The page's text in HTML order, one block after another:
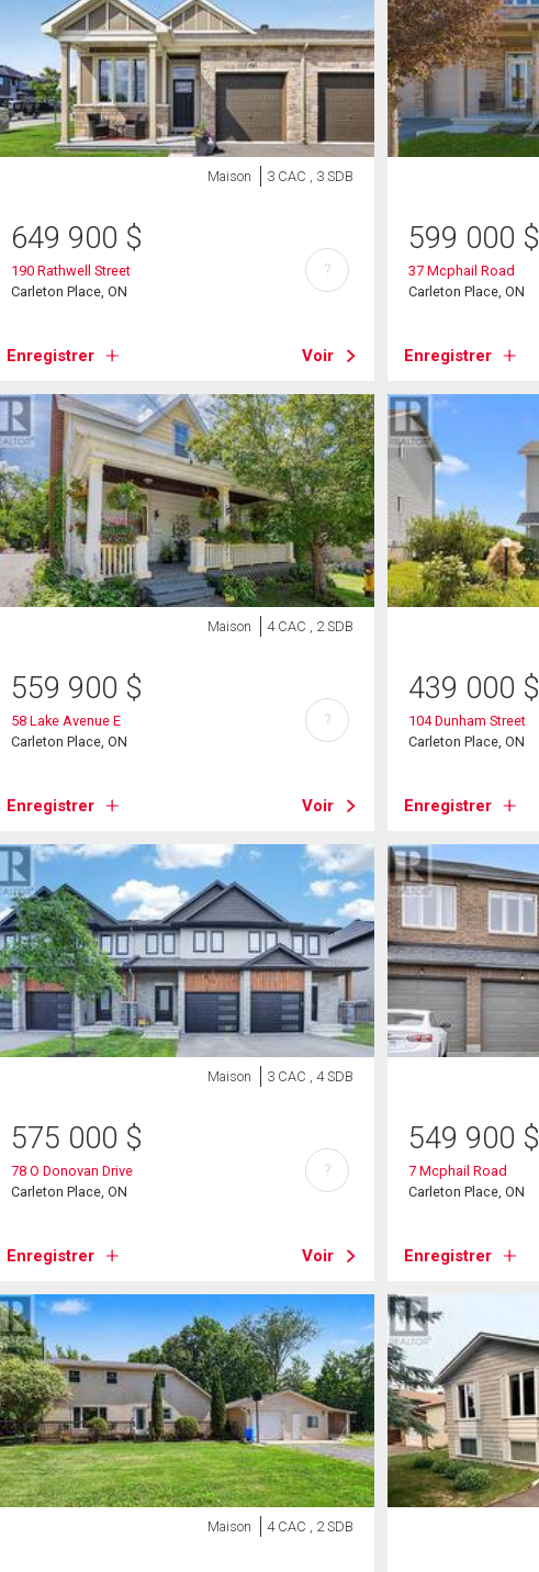
Maison 3 CAC , 3 SDB
649 900 $
190 Rathwell Street
Carleton Place, ON
Enregistrer Voir
?
599 000 $
37 Mcphail Road
Carleton Place, ON
Enregistrer
Maison 4 CAC , 2 SDB
559 900 $
58 Lake Avenue E
Carleton Place, ON
Enregistrer Voir
?
439 000 $
104 Dunham Street
Carleton Place, ON
Enregistrer
Maison 3 CAC , 4 SDB
575 000 $
78 O Donovan Drive
Carleton Place, ON
Enregistrer Voir
?
549 900 $
7 Mcphail Road
Carleton Place, ON
Enregistrer
Maison 4 CAC , 2 SDB